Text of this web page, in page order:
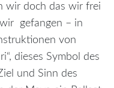
wir doch das wir frei
gefangen – in
von
dieses Symbol des
und Sinn des